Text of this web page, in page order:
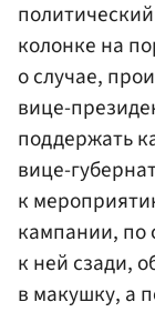
колонке на
о случае,
вице-
поддержать
вице-
к
кампании, по
к ней сзади,
в макушку, а